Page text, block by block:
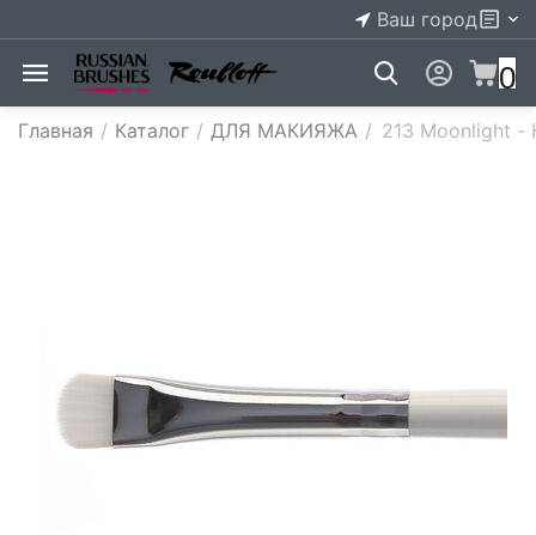
Ваш город
0
Главная / Каталог / ДЛЯ МАКИЯЖА / 213 Moonlight -